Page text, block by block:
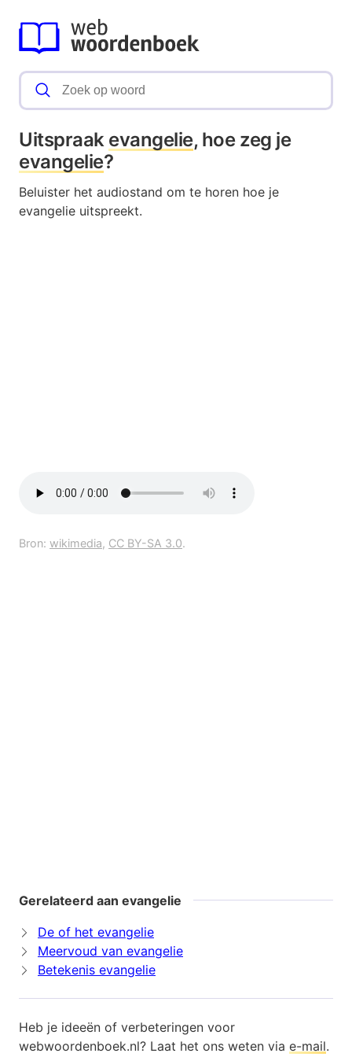
Uitspraak evangelie, hoe zeg je
evangelie?
Beluister het audiostand om te horen hoe je
evangelie uitspreekt.
Bron: wikimedia, CC BY-SA 3.0.
Gerelateerd aan evangelie
De of het evangelie
Meervoud van evangelie
Betekenis evangelie
Heb je ideeën of verbeteringen voor
webwoordenboek.nl? Laat het ons weten via e-mail.